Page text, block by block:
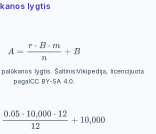
lygtis
lygtis. Šaltinis:Vikipedija, licencijuota
pagalCC BY-SA 4.0.